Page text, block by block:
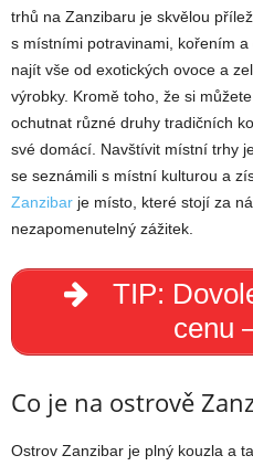
trhů na Zanzibaru je skvělou
s místními potravinami, kořením
najít vše od exotických ovoce a
výrobky. Kromě toho, že si
ochutnat různé druhy tradičních
své domácí. Navštívit místní trhy
se seznámili s místní kulturou a
Zanzibar je místo, které stojí za
nezapomenutelný zážitek.
TIP:
cenu
Co je na ostrově
Ostrov Zanzibar je plný kouzla a